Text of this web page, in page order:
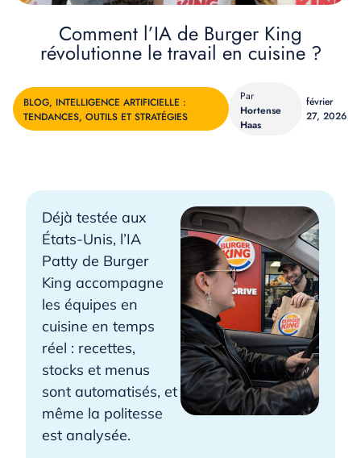
Comment l’IA de Burger King
révolutionne le travail en cuisine ?
BLOG, INTELLIGENCE ARTIFICIELLE :
TENDANCES, OUTILS ET STRATÉGIES
Hortense
Haas
février
27, 2026
Déjà testée aux
États-Unis, l’IA
Patty de Burger
King accompagne
les équipes en
cuisine en temps
réel : recettes,
stocks et menus
sont automatisés, et
même la politesse
est analysée.